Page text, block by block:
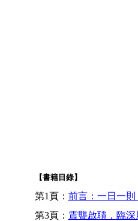
【書籍目錄】
第1頁： 前言：一日一則
第3頁： 震聾啟聵，臨深